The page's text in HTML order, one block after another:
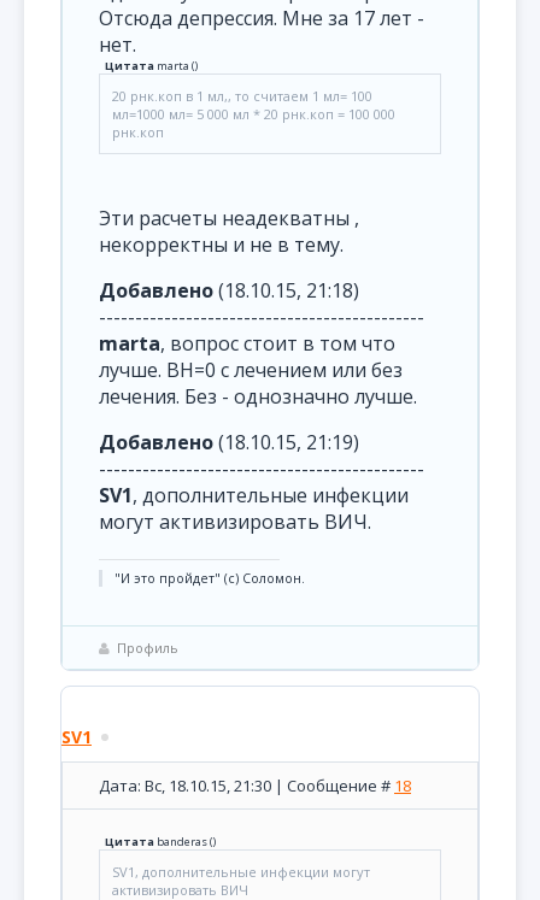
Отсюда депрессия. Мне за 17 лет -
нет.
Цитата marta ()
20 рнк.коп в 1 мл,, то считаем 1 мл= 100
мл=1000 мл= 5 000 мл * 20 рнк.коп = 100 000
рнк.коп
Эти расчеты неадекватны ,
некорректны и не в тему.
Добавлено(18.10.15, 21:18)
---------------------------------------------
marta, вопрос стоит в том что
лучше. ВН=0 с лечением или без
лечения. Без - однозначно лучше.
Добавлено(18.10.15, 21:19)
---------------------------------------------
SV1, дополнительные инфекции
могут активизировать ВИЧ.
"И это пройдет" (с) Соломон.
Профиль
SV1
Дата: Вс, 18.10.15, 21:30 | Сообщение # 18
Цитата banderas()
SV1, дополнительные инфекции могут
активизировать ВИЧ